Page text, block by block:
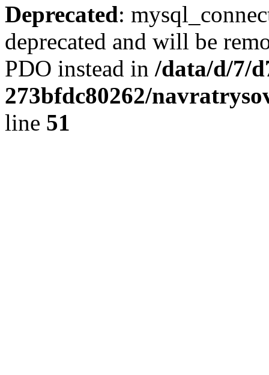
Deprecated:
deprecated and will be
PDO instead in /data/d/7/
273bfdc80262/
line 51